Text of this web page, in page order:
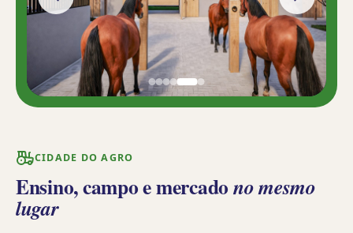
CIDADE DO AGRO
Ensino, campo e mercadono mesmo
lugar